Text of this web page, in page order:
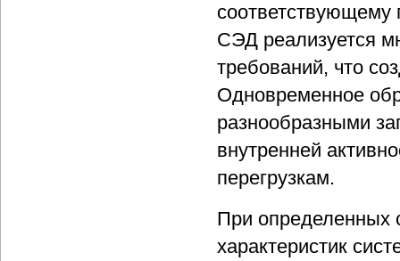
соответствующему
СЭД реализуется
требований, что
Одновременное
разнообразными
внутренней
перегрузкам.
При определенных
характеристик